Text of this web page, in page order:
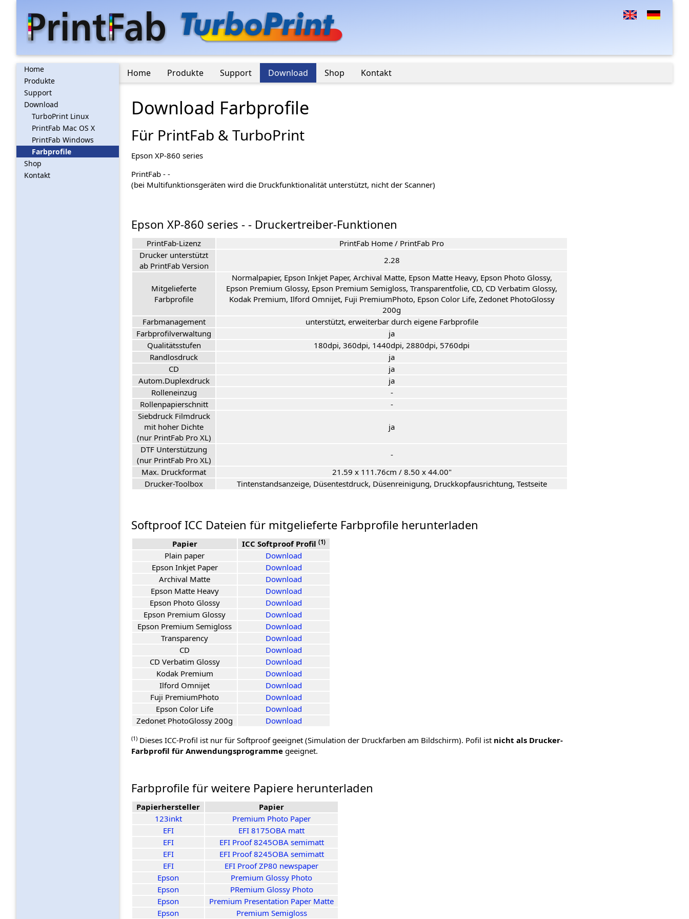
Home
Produkte
Support
Download
TurboPrint Linux
PrintFab Mac OS X
PrintFab Windows
Farbprofile
Shop
Kontakt
Home Produkte Support Download Shop Kontakt
Download Farbprofile
Für PrintFab & TurboPrint
Epson XP-860 series
PrintFab - -
(bei Multifunktionsgeräten wird die Druckfunktionalität unterstützt, nicht der Scanner)
Epson XP-860 series - - Druckertreiber-Funktionen
PrintFab-Lizenz
PrintFab Home / PrintFab Pro
Drucker unterstützt
ab PrintFab Version
2.28
Mitgelieferte
Farbprofile
Normalpapier, Epson Inkjet Paper, Archival Matte, Epson Matte Heavy, Epson Photo Glossy,
Epson Premium Glossy, Epson Premium Semigloss, Transparentfolie, CD, CD Verbatim Glossy,
Kodak Premium, Ilford Omnijet, Fuji PremiumPhoto, Epson Color Life, Zedonet PhotoGlossy
200g
Farbmanagement
unterstützt, erweiterbar durch eigene Farbprofile
Farbprofilverwaltung
ja
Qualitätsstufen
180dpi, 360dpi, 1440dpi, 2880dpi, 5760dpi
Randlosdruck
ja
CD
ja
Autom.Duplexdruck
ja
Rolleneinzug
-
Rollenpapierschnitt
-
Siebdruck Filmdruck
mit hoher Dichte
(nur PrintFab Pro XL)
ja
DTF Unterstützung
(nur PrintFab Pro XL)
-
Max. Druckformat
21.59 x 111.76cm / 8.50 x 44.00"
Drucker-Toolbox
Tintenstandsanzeige, Düsentestdruck, Düsenreinigung, Druckkopfausrichtung, Testseite
Softproof ICC Dateien für mitgelieferte Farbprofile herunterladen
Papier ICC Softproof Profil (1)
Plain paper
Download
Epson Inkjet Paper
Download
Archival Matte
Download
Epson Matte Heavy
Download
Epson Photo Glossy
Download
Epson Premium Glossy
Download
Epson Premium Semigloss
Download
Transparency
Download
CD
Download
CD Verbatim Glossy
Download
Kodak Premium
Download
Ilford Omnijet
Download
Fuji PremiumPhoto
Download
Epson Color Life
Download
Zedonet PhotoGlossy 200g
Download
(1) Dieses ICC-Profil ist nur für Softproof geeignet (Simulation der Druckfarben am Bildschirm). Pofil ist nicht als Drucker-
Farbprofil für Anwendungsprogramme geeignet.
Farbprofile für weitere Papiere herunterladen
Papierhersteller
Papier
123inkt
Premium Photo Paper
EFI
EFI 8175OBA matt
EFI
EFI Proof 8245OBA semimatt
EFI
EFI Proof 8245OBA semimatt
EFI
EFI Proof ZP80 newspaper
Epson
Premium Glossy Photo
Epson
PRemium Glossy Photo
Epson
Premium Presentation Paper Matte
Epson
Premium Semigloss